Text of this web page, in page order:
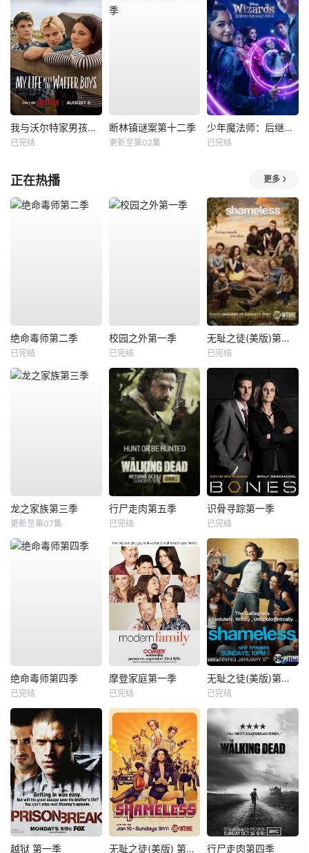
我与沃尔特家男孩的生活第三季
已完结
断林镇谜案第十二季
更新至第02集
少年魔法师：后继者第三季
已完结
正在热播 更多
绝命毒师第二季
已完结
校园之外第一季
已完结
无耻之徒(美版)第三季
已完结
龙之家族第三季
更新至第07集
行尸走肉第五季
已完结
识骨寻踪第一季
已完结
绝命毒师第四季
已完结
摩登家庭第一季
已完结
无耻之徒(美版)第一季
已完结
越狱 第一季 无耻之徒(美版) 第六季 行尸走肉第四季